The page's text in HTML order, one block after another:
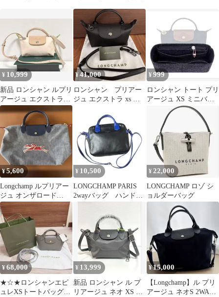
¥ 10,999
新品 ロンシャン ルプリ
アージュ エクストラ
XS ピンクベージュ
¥41,000
ロンシャン プリアー
ジュ エクストラ xs ブ
¥ 999
ロンシャン トート プリ
アージュ XS ミニバッ
グ専用インナーバッグ
¥5,600
Longchamp ルプリアー
ジュ オンザロード
2wayショルダーバッグ
¥ 10,500
LONGCHAMP PARIS
2wayバッグ ハンドバ
¥ 22,000
LONGCHAMP ロゾ シ
ョルダーバッグ
¥68,000
★☆★ロンシャンエピ
ュレXSトートバッグ★
¥ 13,999
新品 ロンシャン ル プ
リアージュ ネオ XS ダ
¥15,000
【Longchamp】ル プリ
アージュ ネオS 2WAY